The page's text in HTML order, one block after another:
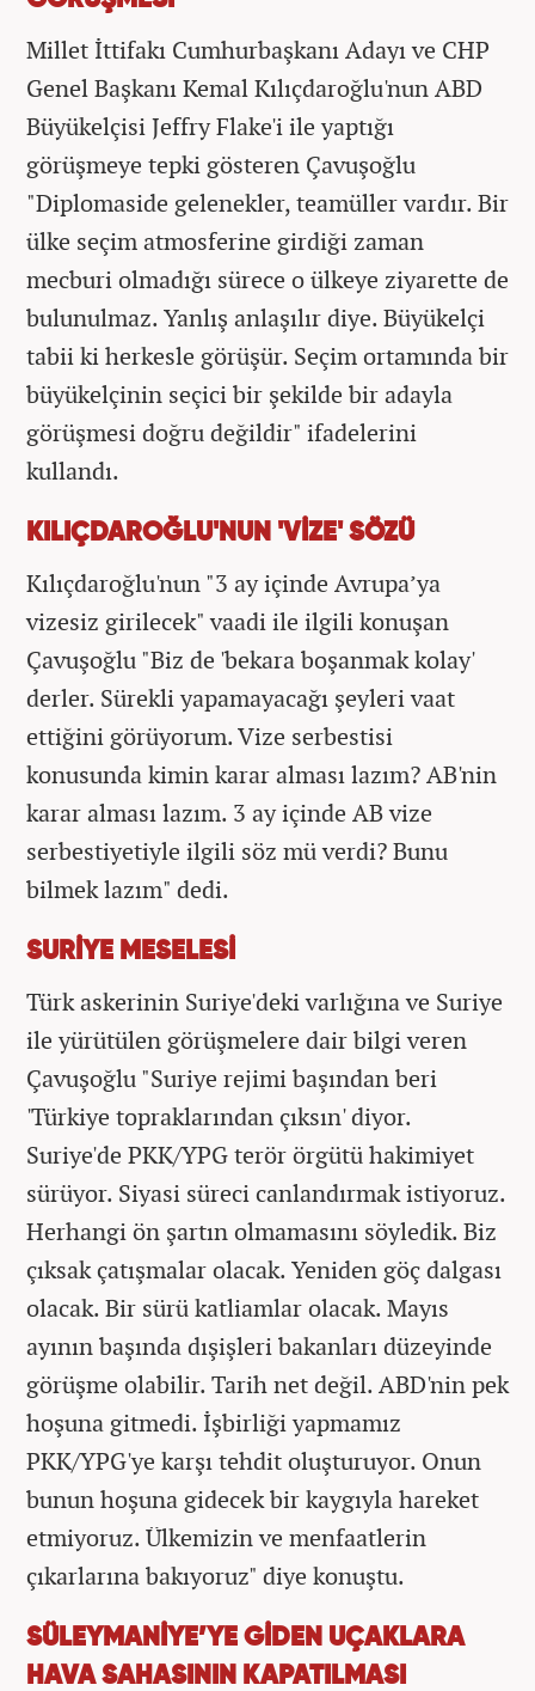
Millet İttifakı Cumhurbaşkanı Adayı ve CHP
Genel Başkanı Kemal Kılıçdaroğlu'nun ABD
Büyükelçisi Jeffry Flake'i ile yaptığı
görüşmeye tepki gösteren Çavuşoğlu
"Diplomaside gelenekler, teamüller vardır. Bir
ülke seçim atmosferine girdiği zaman
mecburi olmadığı sürece o ülkeye ziyarette de
bulunulmaz. Yanlış anlaşılır diye. Büyükelçi
tabii ki herkesle görüşür. Seçim ortamında bir
büyükelçinin seçici bir şekilde bir adayla
görüşmesi doğru değildir" ifadelerini
kullandı.
KILIÇDAROĞLU'NUN 'VİZE' SÖZÜ
Kılıçdaroğlu'nun "3 ay içinde Avrupa’ya
vizesiz girilecek" vaadi ile ilgili konuşan
Çavuşoğlu "Biz de 'bekara boşanmak kolay'
derler. Sürekli yapamayacağı şeyleri vaat
ettiğini görüyorum. Vize serbestisi
konusunda kimin karar alması lazım? AB'nin
karar alması lazım. 3 ay içinde AB vize
serbestiyetiyle ilgili söz mü verdi? Bunu
bilmek lazım" dedi.
SURİYE MESELESİ
Türk askerinin Suriye'deki varlığına ve Suriye
ile yürütülen görüşmelere dair bilgi veren
Çavuşoğlu "Suriye rejimi başından beri
'Türkiye topraklarından çıksın' diyor.
Suriye'de PKK/YPG terör örgütü hakimiyet
sürüyor. Siyasi süreci canlandırmak istiyoruz.
Herhangi ön şartın olmamasını söyledik. Biz
çıksak çatışmalar olacak. Yeniden göç dalgası
olacak. Bir sürü katliamlar olacak. Mayıs
ayının başında dışişleri bakanları düzeyinde
görüşme olabilir. Tarih net değil. ABD'nin pek
hoşuna gitmedi. İşbirliği yapmamız
PKK/YPG'ye karşı tehdit oluşturuyor. Onun
bunun hoşuna gidecek bir kaygıyla hareket
etmiyoruz. Ülkemizin ve menfaatlerin
çıkarlarına bakıyoruz" diye konuştu.
SÜLEYMANİYE’YE GİDEN UÇAKLARA
HAVA SAHASININ KAPATILMASI